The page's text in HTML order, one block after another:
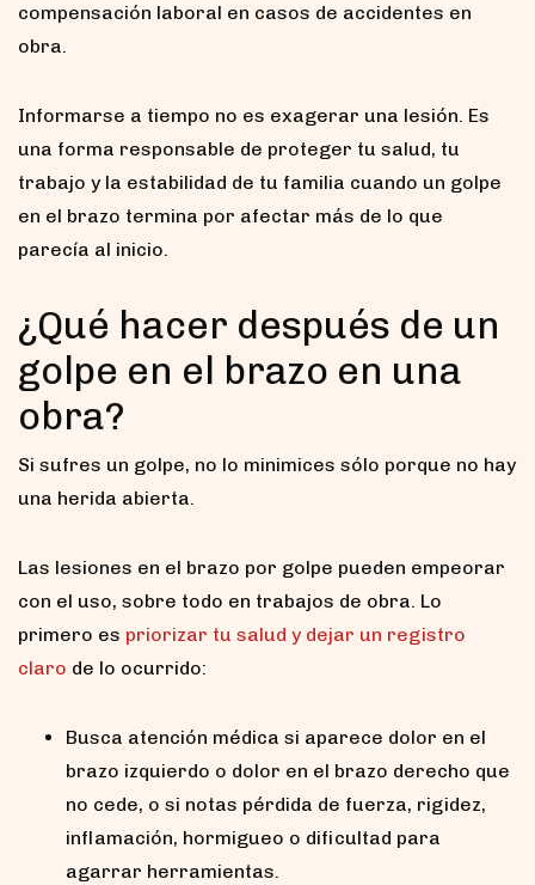
compensación laboral en casos de accidentes en
obra.
Informarse a tiempo no es exagerar una lesión. Es
una forma responsable de proteger tu salud, tu
trabajo y la estabilidad de tu familia cuando un golpe
en el brazo termina por afectar más de lo que
parecía al inicio.
¿Qué hacer después de un
golpe en el brazo en una
obra?
Si sufres un golpe, no lo minimices sólo porque no hay
una herida abierta.
Las lesiones en el brazo por golpe pueden empeorar
con el uso, sobre todo en trabajos de obra. Lo
primero es priorizar tu salud y dejar un registro
claro de lo ocurrido:
Busca atención médica si aparece dolor en el
brazo izquierdo o dolor en el brazo derecho que
no cede, o si notas pérdida de fuerza, rigidez,
inflamación, hormigueo o dificultad para
agarrar herramientas.